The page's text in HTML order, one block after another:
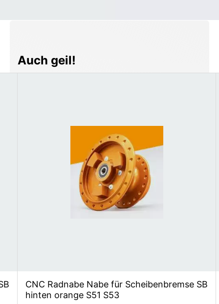
Produktgalerie überspringen
Auch geil!
CNC Radnabe Nabe für Scheibenbremse SB
hinten orange S51 S53